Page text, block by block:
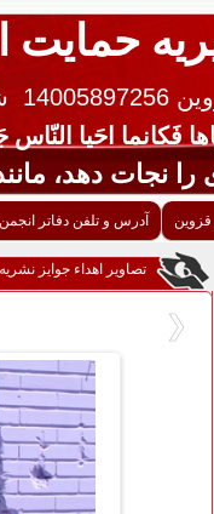
حمایت
احَیا النّاس جَمیعاً (آیه ۳۲ سوره
دهد، مانند
آدرس و تلفن دفاتر انجمن
تصاویر اهداء جوایز